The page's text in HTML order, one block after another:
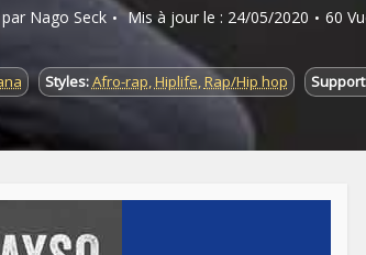
par Nago Seck Mis à jour le : 24/05/2020 60
Styles:Afro-rap,Hiplife,Rap/Hip hop Support